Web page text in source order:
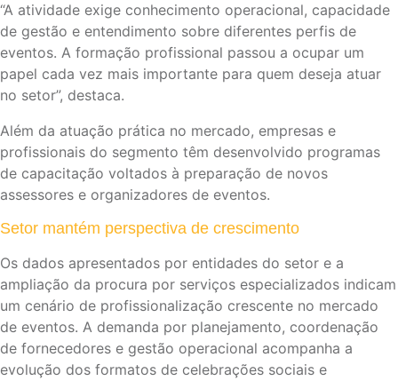
“A atividade exige conhecimento operacional, capacidade
de gestão e entendimento sobre diferentes perfis de
eventos. A formação profissional passou a ocupar um
papel cada vez mais importante para quem deseja atuar
no setor”, destaca.
Além da atuação prática no mercado, empresas e
profissionais do segmento têm desenvolvido programas
de capacitação voltados à preparação de novos
assessores e organizadores de eventos.
Setor mantém perspectiva de crescimento
Os dados apresentados por entidades do setor e a
ampliação da procura por serviços especializados indicam
um cenário de profissionalização crescente no mercado
de eventos. A demanda por planejamento, coordenação
de fornecedores e gestão operacional acompanha a
evolução dos formatos de celebrações sociais e